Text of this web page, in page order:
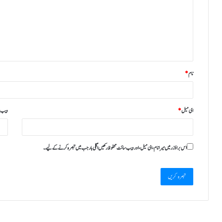
نام*
ای میل*
اس براؤزر میں میرا نام، ای میل، اور ویب سائٹ محفوظ رکھیں اگلی بار جب میں تبصرہ کرنے کےلیے۔